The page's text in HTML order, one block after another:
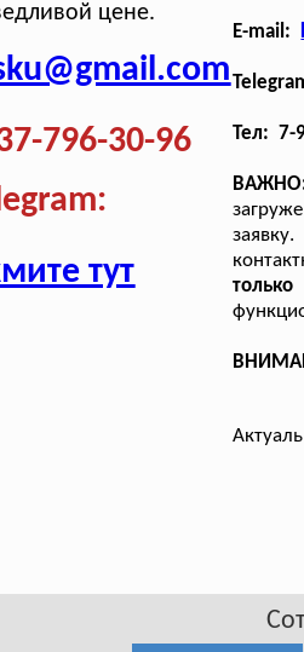
цене.
796-30-96
тут
E-mail:
Тел: 7-